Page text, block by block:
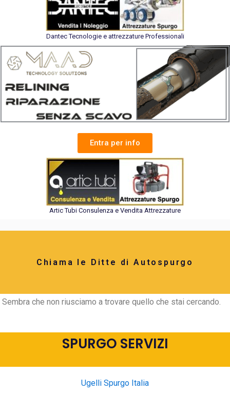
Dantec Tecnologie e attrezzature Professionali
Entra per info
Artic Tubi Consulenza e Vendita Attrezzature
Chiama le Ditte di Autospurgo
Sembra che non riusciamo a trovare quello che stai cercando.
SPURGO SERVIZI
Ugelli Spurgo Italia